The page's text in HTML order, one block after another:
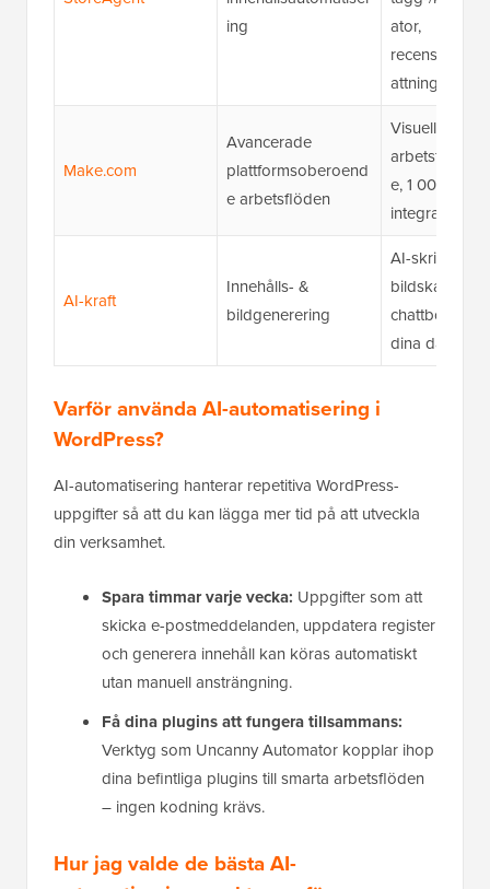
ing
ator,
attningar
Make.com
Avancerade
plattformsoberoend
e arbetsflöden
Visuell
e, 1 000+
integrationer
AI-kraft
Innehålls- &
bildgenerering
AI-skrivning,
bildskapande,
chattbot,
dina data
Varför använda AI-automatisering i
WordPress?
AI-automatisering hanterar repetitiva WordPress-
uppgifter så att du kan lägga mer tid på att utveckla
din verksamhet.
Spara timmar varje vecka: Uppgifter som att
skicka e-postmeddelanden, uppdatera register
och generera innehåll kan köras automatiskt
utan manuell ansträngning.
Få dina plugins att fungera tillsammans:
Verktyg som Uncanny Automator kopplar ihop
dina befintliga plugins till smarta arbetsflöden
– ingen kodning krävs.
Hur jag valde de bästa AI-